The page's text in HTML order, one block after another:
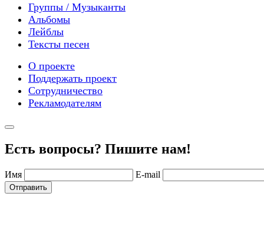
Группы / Музыканты
Альбомы
Лейблы
Тексты песен
О проекте
Поддержать проект
Сотрудничество
Рекламодателям
Есть вопросы? Пишите нам!
Имя E-mail